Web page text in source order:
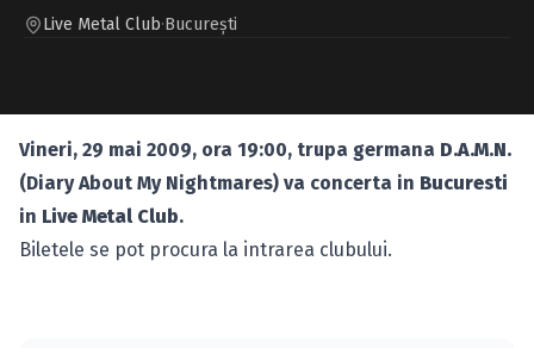
Live Metal Club·Bucureşti
Vineri, 29 mai 2009, ora 19:00, trupa germana D.A.M.N.
(Diary About My Nightmares) va concerta in Bucuresti
in Live Metal Club.
Biletele se pot procura la intrarea clubului.